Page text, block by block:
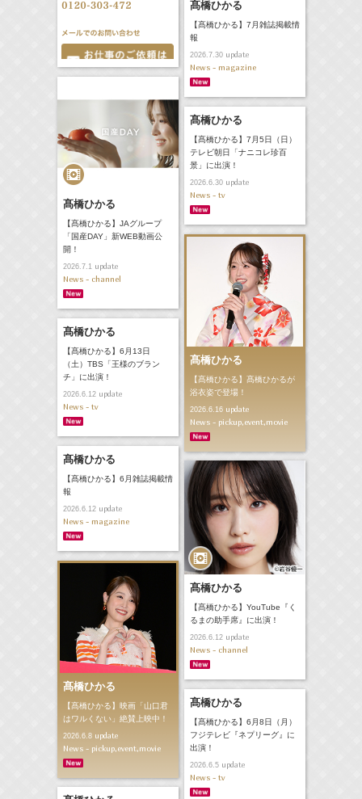
髙橋ひかる
【髙橋ひかる】7月雑誌掲載情
報
2026.7.30update
News - magazine
髙橋ひかる
【髙橋ひかる】JAグループ
「国産DAY」新WEB動画公
開！
2026.7.1update
News - channel
髙橋ひかる
【髙橋ひかる】7月5日（日）
テレビ朝日「ナニコレ珍百
景」に出演！
2026.6.30update
News - tv
髙橋ひかる
【髙橋ひかる】髙橋ひかるが
浴衣姿で登場！
2026.6.16update
News - pickup,event,movie
髙橋ひかる
【髙橋ひかる】6月13日
（土）TBS「王様のブラン
チ」に出演！
2026.6.12update
News - tv
髙橋ひかる
【髙橋ひかる】6月雑誌掲載情
報
2026.6.12update
News - magazine
髙橋ひかる
【髙橋ひかる】YouTube『く
るまの助手席』に出演！
2026.6.12update
News - channel
髙橋ひかる
【髙橋ひかる】映画「山口君
はワルくない」絶賛上映中！
2026.6.8update
News - pickup,event,movie
髙橋ひかる
【髙橋ひかる】6月8日（月）
フジテレビ『ネプリーグ』に
出演！
2026.6.5update
News - tv